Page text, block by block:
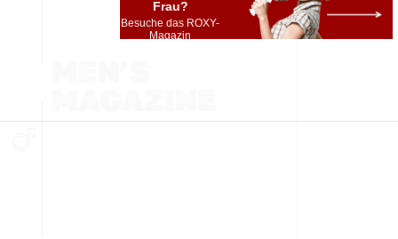
Frau?
Besuche das ROXY-
Magazin